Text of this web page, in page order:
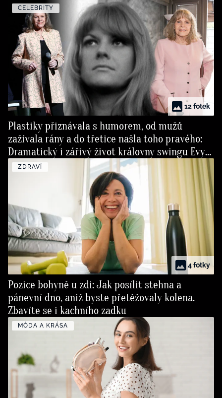
CELEBRITY
12 fotek
Plastiky přiznávala s humorem, od mužů
zažívala rány a do třetice našla toho pravého:
Dramatický i zářivý život královny swingu Evy
Pilarové
ZDRAVÍ
4 fotky
Pozice bohyně u zdi: Jak posílit stehna a
pánevní dno, aniž byste přetěžovaly kolena.
Zbavíte se i kachního zadku
MÓDA A KRÁSA